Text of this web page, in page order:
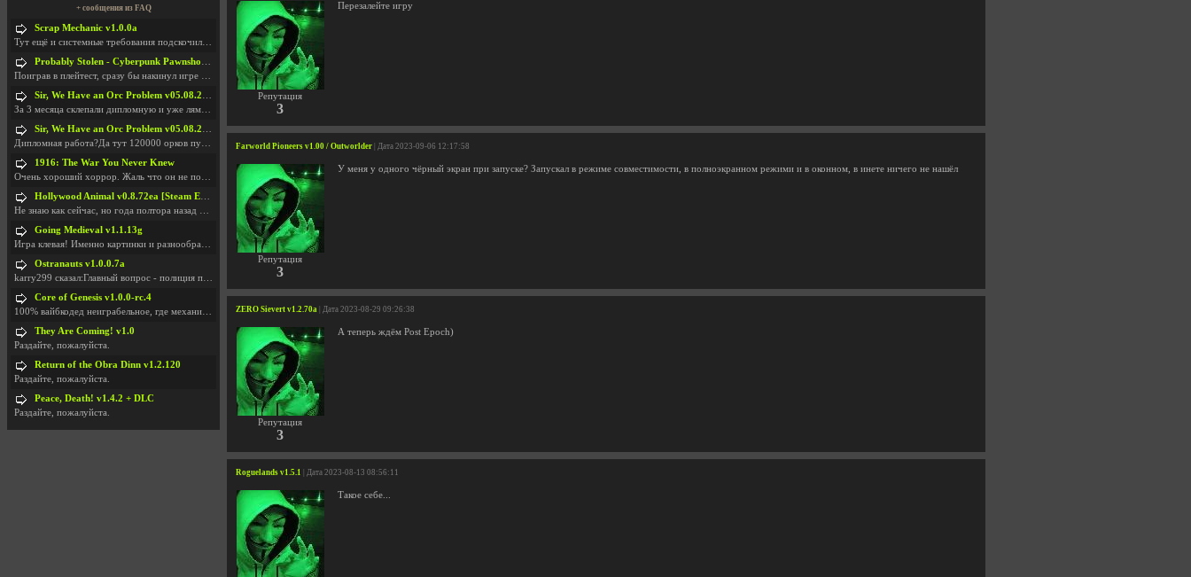
Репутация
3
Перезалейте игру
Farworld Pioneers v1.00 / Outworlder | Дата 2023-09-06 12:17:58
Репутация
3
У меня у одного чёрный экран при запуске? Запускал в режиме совместимости, в полноэкранном режими и в оконном, в инете ничего не нашёл
ZERO Sievert v1.2.70a | Дата 2023-08-29 09:26:38
Репутация
3
А теперь ждём Post Epoch)
Roguelands v1.5.1 | Дата 2023-08-13 08:56:11
Такое себе...
+ сообщения из FAQ
Scrap Mechanic v1.0.0a
Тут ещё и системные требования подскочили. Если не
Probably Stolen - Cyberpunk Pawnshop Simulator v048c [Playtest]
Поиграв в плейтест, сразу бы накинул игре наивысши
Sir, We Have an Orc Problem v05.08.2026
За 3 месяца склепали дипломную и уже лям двести ба
Sir, We Have an Orc Problem v05.08.2026
Дипломная работа?Да тут 120000 орков путь выбирают
1916: The War You Never Knew
Очень хороший хоррор. Жаль что он не получил должн
Hollywood Animal v0.8.72ea [Steam Early Access]
Не знаю как сейчас, но года полтора назад игра был
Going Medieval v1.1.13g
Игра клевая! Именно картинки и разнообразия в стро
Ostranauts v1.0.0.7a
karry299 сказал:Главный вопрос - полиция по-прежне
Core of Genesis v1.0.0-rc.4
100% вайбкодед неиграбельное, где механики знает т
They Are Coming! v1.0
Раздайте, пожалуйста.
Return of the Obra Dinn v1.2.120
Раздайте, пожалуйста.
Peace, Death! v1.4.2 + DLC
Раздайте, пожалуйста.